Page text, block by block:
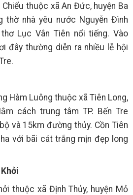
thuộc xã An Đức, huyện Ba
thờ nhà yêu nước Nguyễn Đình
Lục Vân Tiên nổi tiếng. Vào
đây thường diễn ra nhiều lễ hội
Hàm Luông thuộc xã Tiên Long,
cách trung tâm TP. Bến Tre
và 15km đường thủy. Cồn Tiên
với bãi cát trắng mịn đẹp long
thuộc xã Định Thủy, huyện Mỏ